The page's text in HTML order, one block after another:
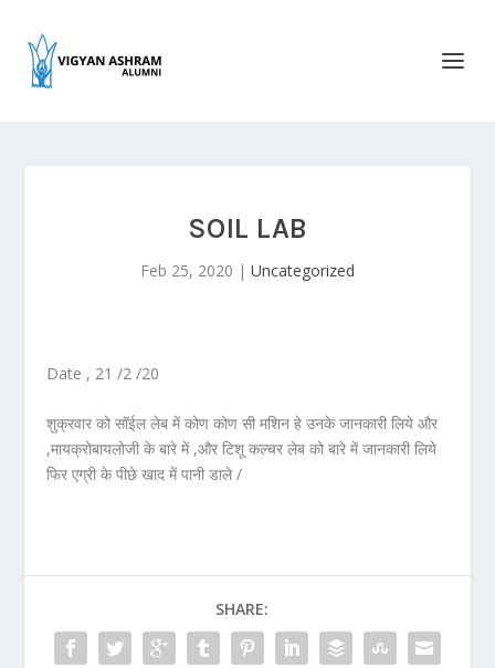
SOIL LAB
Feb 25, 2020 | Uncategorized
Date , 21 /2 /20
शुक्रवार को सॉईल लेब में कोण कोण सी मशिन हे उनके जानकारी लिये और
,मायक्रोबायलोजी के बारे में ,और टिशू कल्चर लेब को बारे में जानकारी लिये
फिर एग्री के पीछे खाद में पानी डाले /
SHARE: